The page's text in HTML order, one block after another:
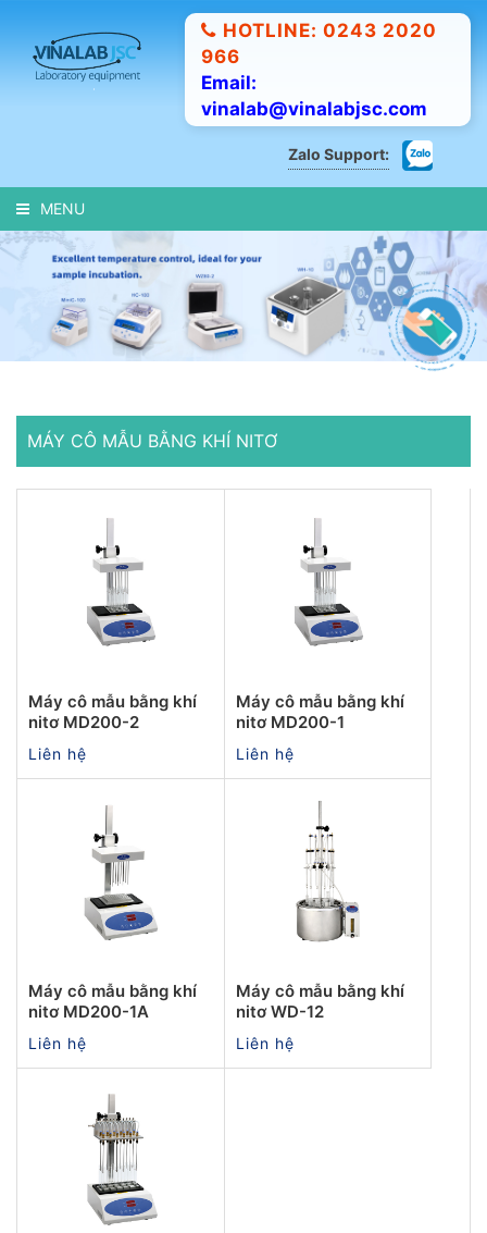
HOTLINE: 0243 2020
966
Email:
vinalab@vinalabjsc.com
Zalo Support:
MENU
MÁY CÔ MẪU BẰNG KHÍ NITƠ
Máy cô mẫu bằng khí
nitơ MD200-2
Liên hệ
Máy cô mẫu bằng khí
nitơ MD200-1
Liên hệ
Máy cô mẫu bằng khí
nitơ MD200-1A
Liên hệ
Máy cô mẫu bằng khí
nitơ WD-12
Liên hệ